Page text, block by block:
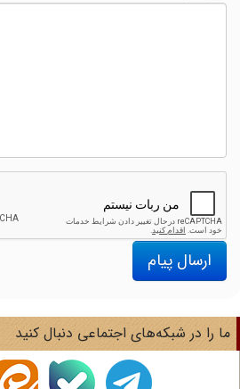
ارسال پیام
را در شبکه‌های اجتماعی دنبال کنید